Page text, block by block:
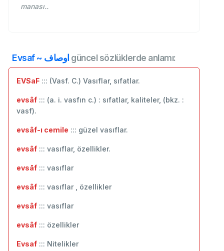
manası..
Evsaf ~ اوصاف güncel sözlüklerde anlamı:
EVSaF ::: (Vasf. C.) Vasıflar, sıfatlar.
evsâf ::: (a. i. vasfın c.) : sıfatlar, kaliteler, (bkz. :
vasf).
evsâf-ı cemile ::: güzel vasıflar.
evsâf ::: vasıflar, özellikler.
evsāf ::: vasıflar
evsâf ::: vasıflar , özellikler
evsâf ::: ‬vasıflar
evsâf ::: özellikler
Evsaf ::: Nitelikler